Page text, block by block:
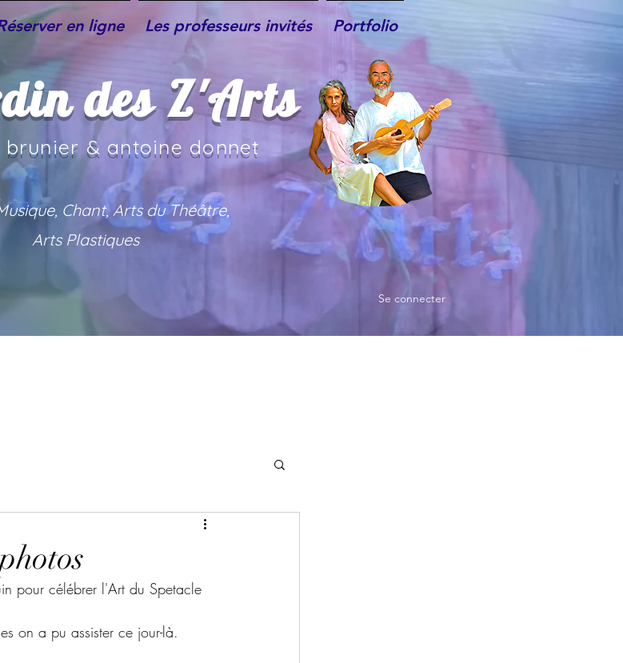
en ligne Les professeurs invités Portfolio
des Z'Arts
& antoine donnet
Chant, Arts du Théâtre,
Arts Plastiques
Se connecter
pour célébrer l'Art du Spetacle
on a pu assister ce jour-là.